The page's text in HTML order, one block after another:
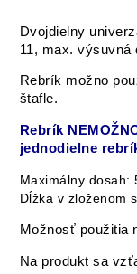
Dvojdielny
11, max. výsuvná
Rebrík možno
štafle.
Rebrík
jednodielne
Maximálny dosah:
Dĺžka v zloženom
Možnosť použitia
Na produkt sa